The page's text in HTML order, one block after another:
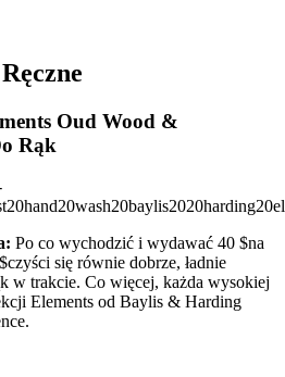
Oud Wood &
Rąk
Po co wychodzić i wydawać 40 $na
się równie dobrze, ładnie
w trakcie. Co więcej, każda wysokiej
Elements od Baylis & Harding